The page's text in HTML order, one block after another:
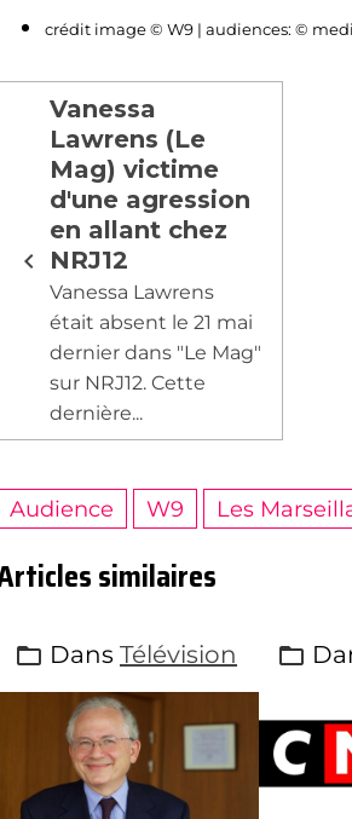
crédit image © W9 | audiences: ©
Vanessa
Lawrens (Le
Mag) victime
d'une agression
en allant chez
NRJ12
Vanessa Lawrens
était absent le 21 mai
dernier dans "Le Mag"
sur NRJ12. Cette
dernière...
Audience W9 Les
similaires
Dans Télévision